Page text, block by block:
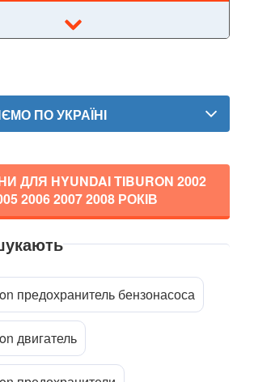
(DM)
(TM)
файл
ПО УКРАЇНІ
ДЛЯ HYUNDAI TIBURON 2002
2006 2007 2008 РОКІВ
предохранитель бензонасоса
двигатель